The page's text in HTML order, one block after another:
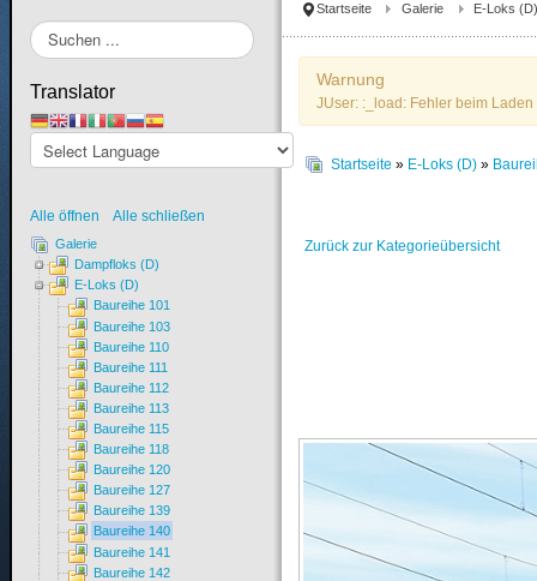
Startseite Galerie E-Loks (D)
Warnung
JUser: :_load: Fehler beim
Startseite » E-Loks (D) »
Zurück zur Kategorieübersicht
Suchen
...
Translator
Alle öffnen Alle schließen
Galerie
Dampfloks (D)
E-Loks (D)
Baureihe 101
Baureihe 103
Baureihe 110
Baureihe 111
Baureihe 112
Baureihe 113
Baureihe 115
Baureihe 118
Baureihe 120
Baureihe 127
Baureihe 139
Baureihe 140
Baureihe 141
Baureihe 142